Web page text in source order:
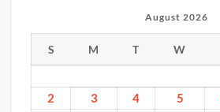
August 2026
S M T W
2
3 4 5